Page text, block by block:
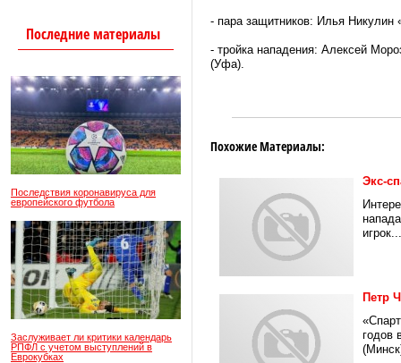
Последние материалы
Последствия коронавируса для
европейского футбола
Заслуживает ли критики календарь
РПФЛ с учетом выступлений в
Еврокубках
- пара защитников: Илья
- тройка нападения: Алексей
(Уфа).
Похожие Материалы:
Экс-
игрок...
Петр
годов